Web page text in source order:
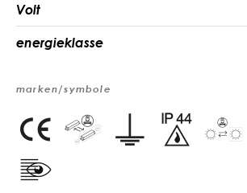
Volt
energieklasse
marken/symbole